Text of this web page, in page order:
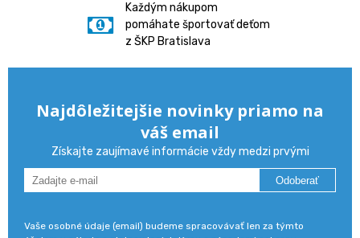
Každým nákupom
pomáhate športovať deťom
z ŠKP Bratislava
Najdôležitejšie novinky priamo na
váš email
Získajte zaujímavé informácie vždy medzi prvými
Odoberať
Vaše osobné údaje (email) budeme spracovávať len za týmto